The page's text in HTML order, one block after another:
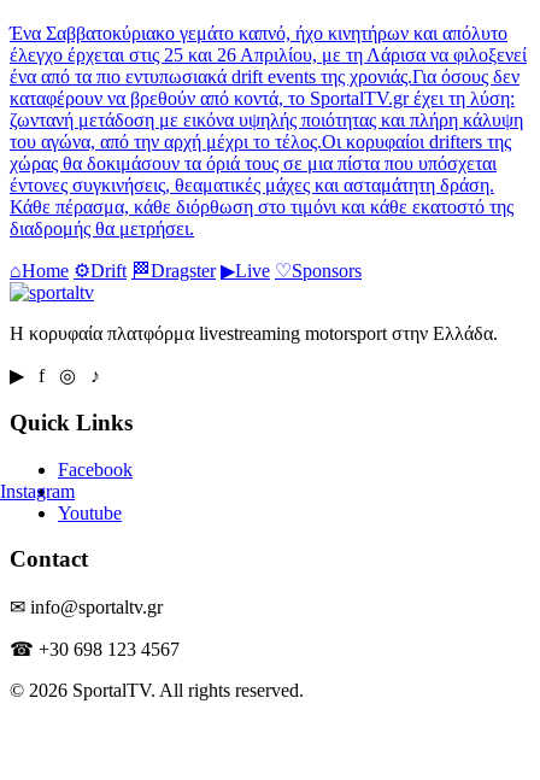
Ένα Σαββατοκύριακο γεμάτο καπνό, ήχο κινητήρων και απόλυτο
έλεγχο έρχεται στις 25 και 26 Απριλίου, με τη Λάρισα να φιλοξενεί
ένα από τα πιο εντυπωσιακά drift events της χρονιάς.Για όσους δεν
καταφέρουν να βρεθούν από κοντά, το SportalTV.gr έχει τη λύση:
ζωντανή μετάδοση με εικόνα υψηλής ποιότητας και πλήρη κάλυψη
του αγώνα, από την αρχή μέχρι το τέλος.Οι κορυφαίοι drifters της
χώρας θα δοκιμάσουν τα όριά τους σε μια πίστα που υπόσχεται
έντονες συγκινήσεις, θεαματικές μάχες και ασταμάτητη δράση.
Κάθε πέρασμα, κάθε διόρθωση στο τιμόνι και κάθε εκατοστό της
διαδρομής θα μετρήσει.
⌂Home ⚙Drift 🏁Dragster ▶Live ♡Sponsors
Η κορυφαία πλατφόρμα livestreaming motorsport στην Ελλάδα.
▶ f ◎ ♪
Quick Links
Facebook
Instagram
Youtube
Contact
✉ info@sportaltv.gr
☎ +30 698 123 4567
© 2026 SportalTV. All rights reserved.